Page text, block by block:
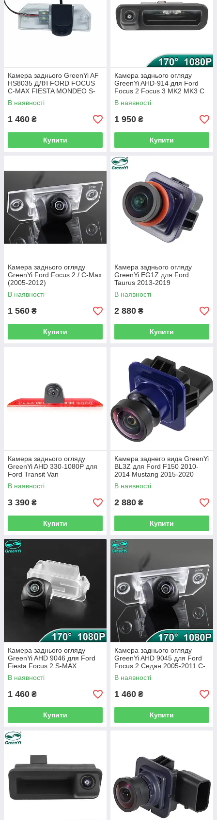
Камера заднього GreenYi AF
HS8035 ДЛЯ FORD FOCUS
C-MAX FIESTA MONDEO S-
MAX
В наявності
1 460 ₴
Купити
Камера заднього огляду
GreenYi AHD-914 для Ford
Focus 2 Focus 3 MK2 MK3 C
MAX (2011-2014)
В наявності
1 950 ₴
Купити
Камера заднього огляду
GreenYi Ford Focus 2 / C-Max
(2005-2012)
В наявності
1 560 ₴
Купити
Камера заднього огляду
GreenYi EG1Z для Ford
Taurus 2013-2019
В наявності
2 880 ₴
Купити
Камера заднього огляду
GreenYi AHD 330-1080P для
Ford Transit Van
F150/F250/F350 Transit
Jumbo (2014-2019)
В наявності
3 390 ₴
Купити
Камера заднего вида GreenYi
BL3Z для Ford F150 2010-
2014 Mustang 2015-2020
Lincoln MKC 2015-2019
В наявності
2 880 ₴
Купити
Камера заднього огляду
GreenYi AHD 9046 для Ford
Fiesta Focus 2 S-MAX
Mondeo Kuga Escape
В наявності
1 460 ₴
Купити
Камера заднього огляду
GreenYi AHD 9045 для Ford
Focus 2 Седан 2005-2011 C-
Max MK2
В наявності
1 460 ₴
Купити